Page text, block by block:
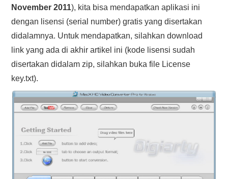
November 2011), kita bisa mendapatkan aplikasi ini
dengan lisensi (serial number) gratis yang disertakan
didalamnya. Untuk mendapatkan, silahkan download
link yang ada di akhir artikel ini (kode lisensi sudah
disertakan didalam zip, silahkan buka file License
key.txt).